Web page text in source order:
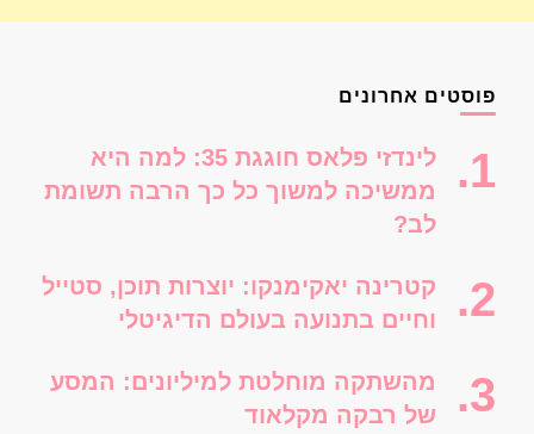
פוסטים אחרונים
לינדזי פלאס חוגגת 35: למה היא
ממשיכה למשוך כל כך הרבה תשומת
לב?
קטרינה יאקימנקו: יוצרות תוכן, סטייל
וחיים בתנועה בעולם הדיגיטלי
מהשתקה מוחלטת למיליונים: המסע
של רבקה מקלאוד